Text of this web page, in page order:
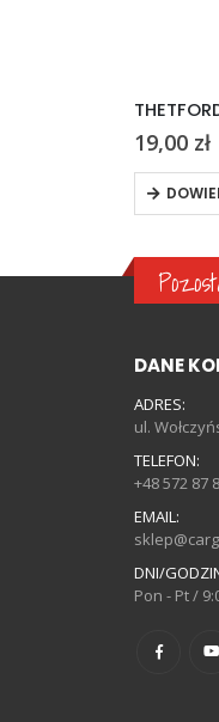
19,00 zł
DANE
ADRES:
ul.
TELEFON:
+48 572 87
EMAIL:
DNI/
Pon - Pt /